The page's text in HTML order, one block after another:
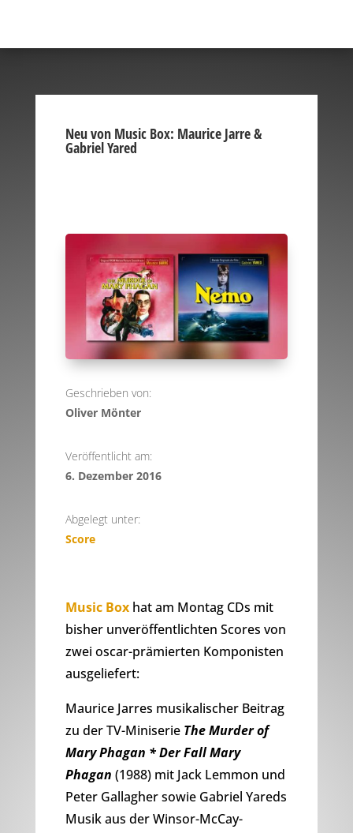
Neu von Music Box: Maurice Jarre &
Gabriel Yared
Geschrieben von:
Oliver Mönter
Veröffentlicht am:
6. Dezember 2016
Abgelegt unter:
Score
Music Boxhat am Montag CDs mit
bisher unveröffentlichten Scores von
zwei oscar-prämierten Komponisten
ausgeliefert:
Maurice Jarres musikalischer Beitrag
zu der TV-Miniserie The Murder of
Mary Phagan * Der Fall Mary
Phagan (1988) mit Jack Lemmon und
Peter Gallagher sowie Gabriel Yareds
Musik aus der Winsor-McCay-